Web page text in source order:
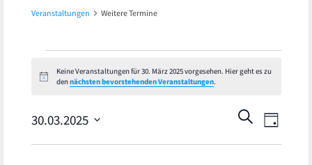
Veranstaltungen Weitere Termine
Veranstaltungen
30.
März
Hinweis
Keine Veranstaltungen für 30. März 2025 vorgesehen. Hier geht es zu
dennächsten bevorstehenden Veranstaltungen.
Suche
SUCHE
TAG
30.03.2025
Datum